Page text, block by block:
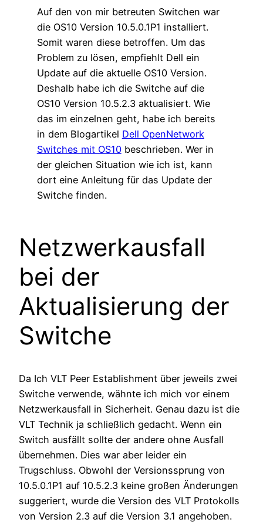
Auf den von mir betreuten Switchen war
die OS10 Version 10.5.0.1P1 installiert.
Somit waren diese betroffen. Um das
Problem zu lösen, empfiehlt Dell ein
Update auf die aktuelle OS10 Version.
Deshalb habe ich die Switche auf die
OS10 Version 10.5.2.3 aktualisiert. Wie
das im einzelnen geht, habe ich bereits
in dem Blogartikel Dell OpenNetwork
Switches mit OS10beschrieben. Wer in
der gleichen Situation wie ich ist, kann
dort eine Anleitung für das Update der
Switche finden.
Netzwerkausfall
bei der
Aktualisierung der
Switche
Da Ich VLT Peer Establishment über jeweils zwei
Switche verwende, wähnte ich mich vor einem
Netzwerkausfall in Sicherheit. Genau dazu ist die
VLT Technik ja schließlich gedacht. Wenn ein
Switch ausfällt sollte der andere ohne Ausfall
übernehmen. Dies war aber leider ein
Trugschluss. Obwohl der Versionssprung von
10.5.0.1P1 auf 10.5.2.3 keine großen Änderungen
suggeriert, wurde die Version des VLT Protokolls
von Version 2.3 auf die Version 3.1 angehoben.